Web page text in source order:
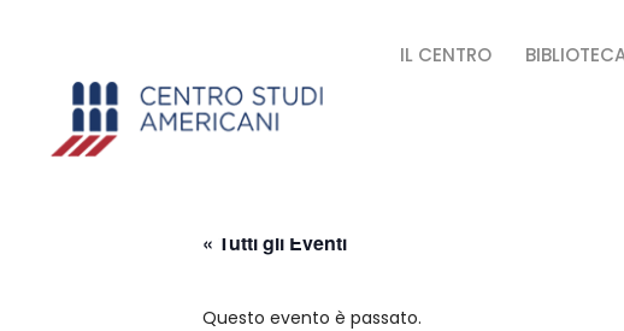
IL CENTRO
« Tutti gli Eventi
Questo evento è passato.